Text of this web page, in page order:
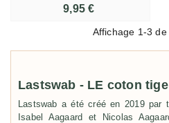
9,95 €
Affichage 1-3 de
Lastswab - LE coton
Lastswab a été créé en 2019 par
Isabel Aagaard et Nicolas